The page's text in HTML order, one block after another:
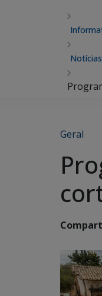
Notícias
Geral